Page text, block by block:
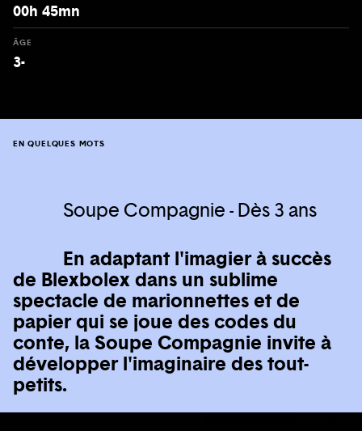
00h 45mn
ÂGE
3-
EN QUELQUES MOTS
Soupe Compagnie - Dès 3 ans
En adaptant l'imagier à succès
de Blexbolex dans un sublime
spectacle de marionnettes et de
papier qui se joue des codes du
conte, la Soupe Compagnie invite à
développer l'imaginaire des tout-
petits.